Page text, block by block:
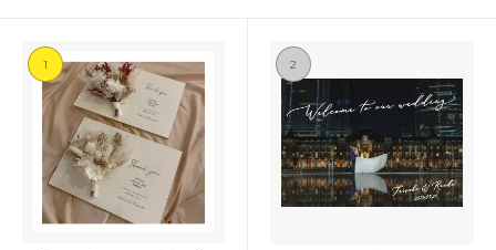
1 2